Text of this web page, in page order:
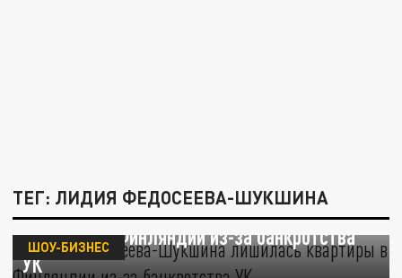
ТЕГ: ЛИДИЯ ФЕДОСЕЕВА-ШУКШИНА
Лидия Федосеева-Шукшина лишилась
квартиры в Финляндии из-за банкротства
УК
ШОУ-БИЗНЕС